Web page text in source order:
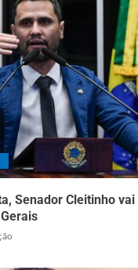
Senador Cleitinho